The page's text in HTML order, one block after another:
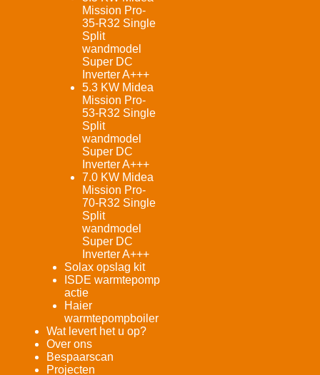
Mission Pro-
35-R32 Single
Split
wandmodel
Super DC
Inverter A+++
5.3 KW Midea
Mission Pro-
53-R32 Single
Split
wandmodel
Super DC
Inverter A+++
7.0 KW Midea
Mission Pro-
70-R32 Single
Split
wandmodel
Super DC
Inverter A+++
Solax opslag kit
ISDE warmtepomp
actie
Haier
warmtepompboiler
Wat levert het u op?
Over ons
Bespaarscan
Projecten